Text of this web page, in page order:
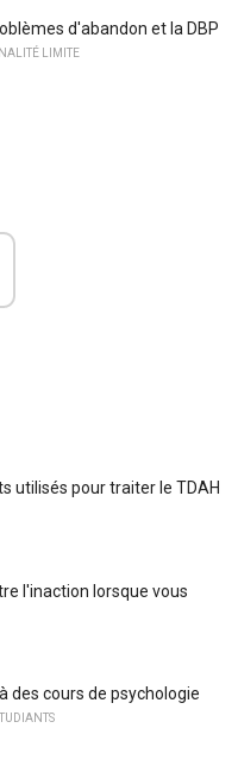
d'abandon et la DBP
LIMITE
utilisés pour traiter le TDAH
l'inaction lorsque vous
des cours de psychologie